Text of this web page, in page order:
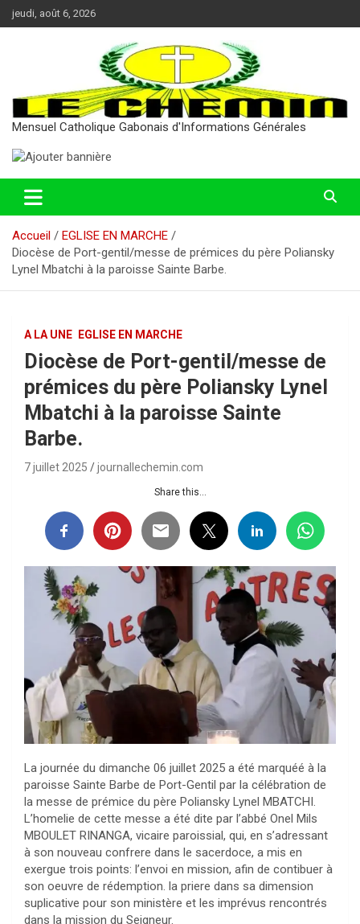
Aller
au
jeudi, août 6, 2026
Mensuel Catholique Gabonais d'Informations Générales
Accueil
EGLISE EN MARCHE
Diocèse de Port-gentil/messe de prémices du père Poliansky
Lynel Mbatchi à la paroisse Sainte Barbe.
A LA UNE EGLISE EN MARCHE
Diocèse de Port-gentil/messe de
prémices du père Poliansky Lynel
Mbatchi à la paroisse Sainte
Barbe.
7 juillet 2025 journallechemin.com
Share this...
La journée du dimanche 06 juillet 2025 a été marquéé à la
paroisse Sainte Barbe de Port-Gentil par la célébration de
la messe de prémice du père Poliansky Lynel MBATCHI.
L’homelie de cette messe a été dite par l’abbé Onel Mils
MBOULET RINANGA, vicaire paroissial, qui, en s’adressant
à son nouveau confrere dans le sacerdoce, a mis en
exergue trois points: l’envoi en mission, afin de contibuer à
son oeuvre de rédemption. la priere dans sa dimension
suplicative pour son ministère et les imprévus rencontrés
dans la mission du Seigneur.